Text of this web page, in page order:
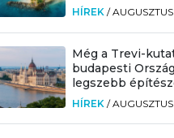
HÍREK /
Még a Trevi-
budapesti
legszebb
HÍREK /